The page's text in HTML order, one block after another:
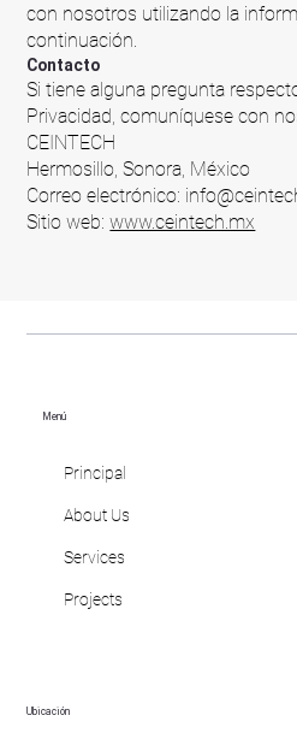
con nosotros utilizando la
continuación.
Contacto
Si tiene alguna pregunta
Privacidad, comuníquese con
CEINTECH
Hermosillo, Sonora, México
Correo electrónico:
Sitio web:www.ceintech.mx
Principal
About Us
Services
Projects
Menú
Ubicación